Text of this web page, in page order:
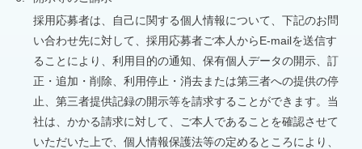
採用応募者は、自己に関する個人情報について、下記のお問
い合わせ先に対して、採用応募者ご本人からE-mailを送信す
ることにより、利用目的の通知、保有個人データの開示、訂
正・追加・削除、利用停止・消去または第三者への提供の停
止、第三者提供記録の開示等を請求することができます。当
社は、かかる請求に対して、ご本人であることを確認させて
いただいた上で、個人情報保護法等の定めるところにより、